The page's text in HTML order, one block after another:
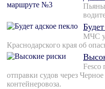
МЧС
Краснодарского края об
Fesco
отправки судов через
контейнеровоза.